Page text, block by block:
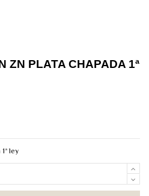
ZN PLATA CHAPADA 1ª
ley